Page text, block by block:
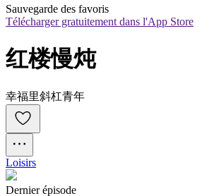
Sauvegarde des favoris
Télécharger gratuitement dans l'App Store
红楼慢炖
幸福里斜杠青年
Loisirs
Dernier épisode